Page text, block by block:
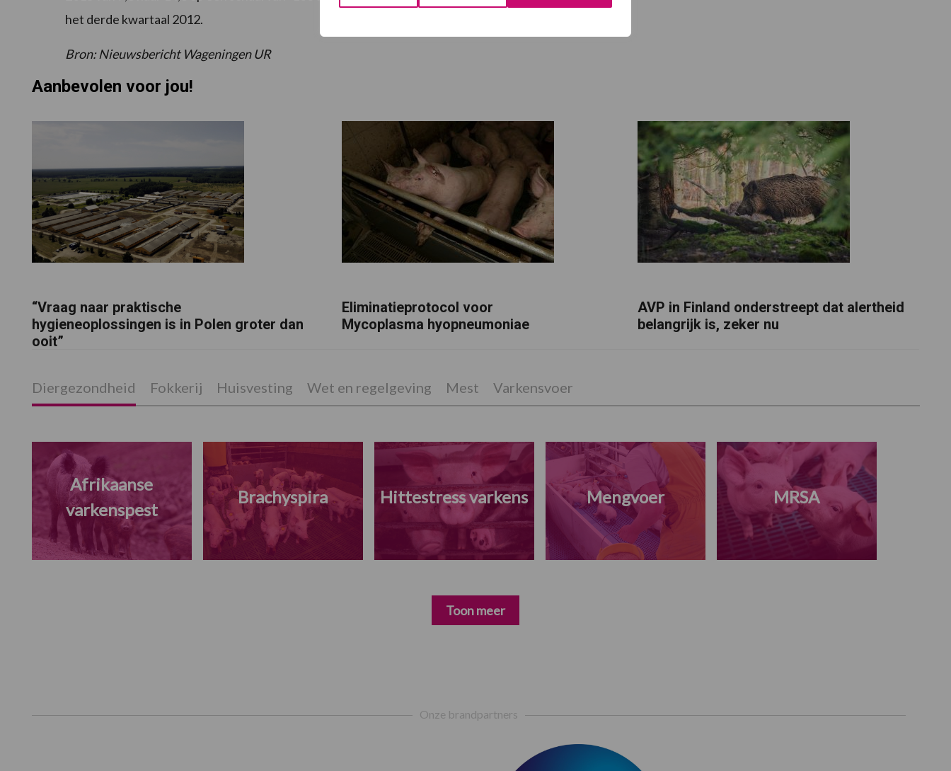
het derde kwartaal 2012.
Bron: Nieuwsbericht Wageningen UR
Aanbevolen voor jou!
“Vraag naar praktische
hygieneoplossingen is in Polen groter dan
ooit”
Eliminatieprotocol voor
Mycoplasma hyopneumoniae
AVP in Finland onderstreept dat alertheid
belangrijk is, zeker nu
Diergezondheid Fokkerij Huisvesting Wet en regelgeving Mest Varkensvoer
Afrikaanse
varkenspest
Brachyspira Hittestress varkens Mengvoer MRSA
Toon meer
Onze brandpartners